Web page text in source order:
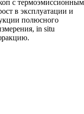
с термоэмиссионным
в эксплуатации и
полюсного
in situ